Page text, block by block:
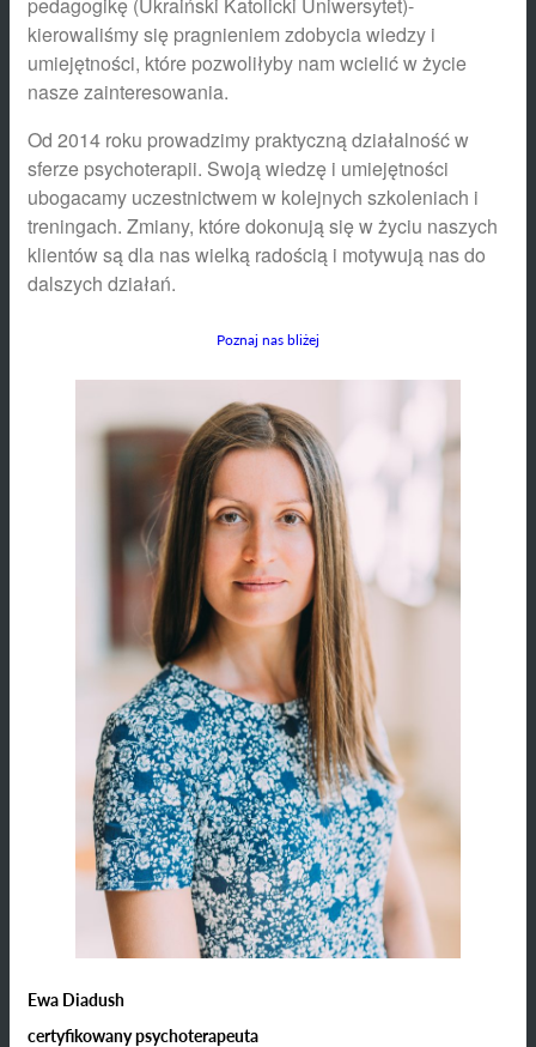
kierowaliśmy się pragnieniem zdobycia wiedzy i
umiejętności, które pozwoliłyby nam wcielić w życie
nasze zainteresowania.
Od 2014 roku prowadzimy praktyczną działalność w
sferze psychoterapii. Swoją wiedzę i umiejętności
ubogacamy uczestnictwem w kolejnych szkoleniach i
treningach. Zmiany, które dokonują się w życiu naszych
klientów są dla nas wielką radością i motywują nas do
dalszych działań.
Poznaj nas bliżej
Ewa Diadush
certyfikowany psychoterapeuta